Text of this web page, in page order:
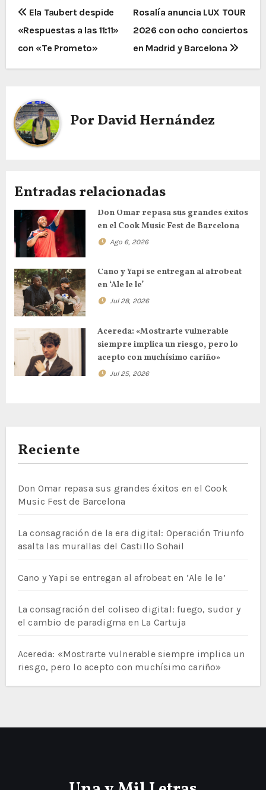
N
a
v
g
a
i
ó
n
d
e
e
n
r
a
s
Ela Taubert despide
«Respuestas a las 11:11»
con «Te Prometo»
Rosalía anuncia LUX TOUR
2026 con ocho conciertos
en Madrid y Barcelona
PorDavid Hernández
Entradas relacionadas
Don Omar repasa sus grandes éxitos
en el Cook Music Fest de Barcelona
Ago 6, 2026
Cano y Yapi se entregan al afrobeat
en ‘Ale le le’
Jul 28, 2026
Acereda: «Mostrarte vulnerable
siempre implica un riesgo, pero lo
acepto con muchísimo cariño»
Jul 25, 2026
Reciente
Don Omar repasa sus grandes éxitos en el Cook
Music Fest de Barcelona
La consagración de la era digital: Operación Triunfo
asalta las murallas del Castillo Sohail
Cano y Yapi se entregan al afrobeat en ‘Ale le le’
La consagración del coliseo digital: fuego, sudor y
el cambio de paradigma en La Cartuja
Acereda: «Mostrarte vulnerable siempre implica un
riesgo, pero lo acepto con muchísimo cariño»